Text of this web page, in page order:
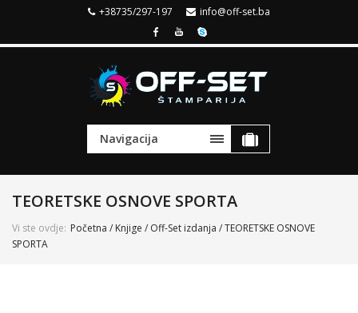
+38735/297-197 info@off-set.ba
Navigacija
TEORETSKE OSNOVE SPORTA
Vi ste ovdje: Početna / Knjige / Off-Set izdanja / TEORETSKE OSNOVE
SPORTA